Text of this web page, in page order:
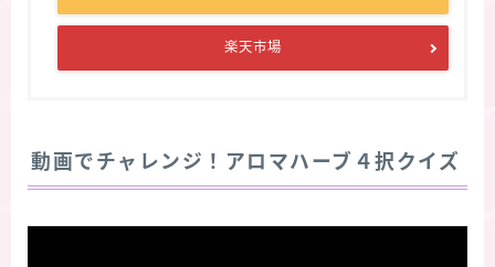
楽天市場
動画でチャレンジ！アロマハーブ４択クイズ